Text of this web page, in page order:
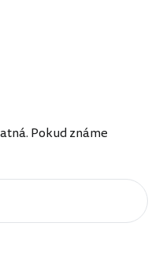
Pokud známe